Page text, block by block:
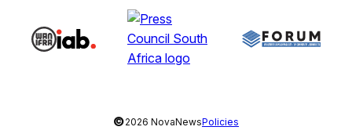
©2026 NovaNewsPolicies